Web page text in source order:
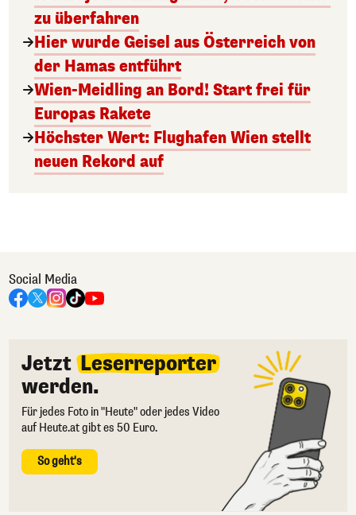
zu überfahren
Hier wurde Geisel aus Österreich von
der Hamas entführt
Wien-Meidling an Bord! Start frei für
Europas Rakete
Höchster Wert: Flughafen Wien stellt
neuen Rekord auf
Social Media
Jetzt Leserreporter
werden.
Für jedes Foto in "Heute" oder jedes Video
auf Heute.at gibt es 50 Euro.
So geht's